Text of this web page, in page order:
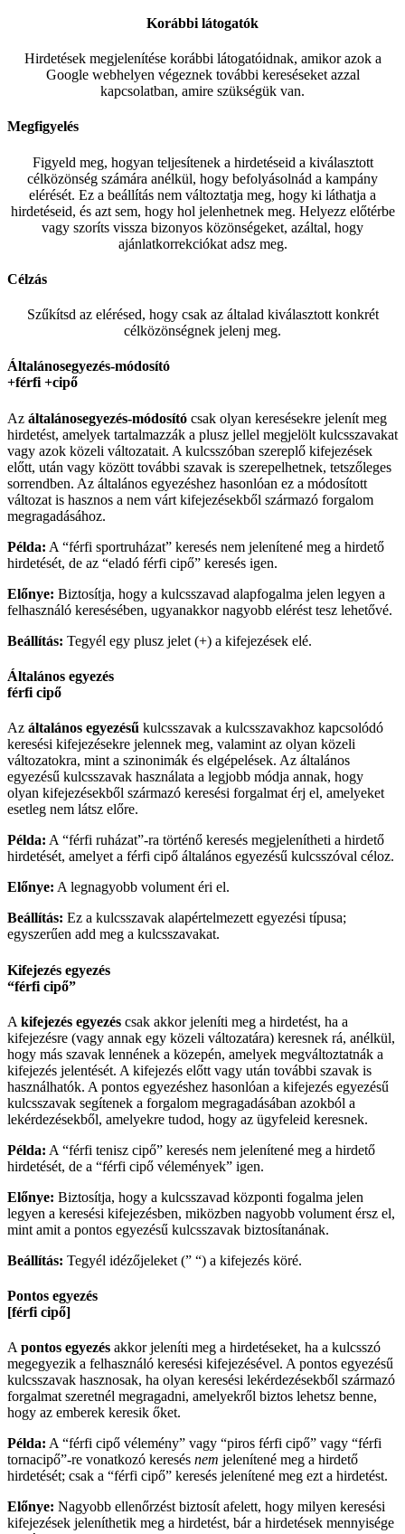
Korábbi látogatók
Hirdetések megjelenítése korábbi látogatóidnak, amikor azok a
Google webhelyen végeznek további kereséseket azzal
kapcsolatban, amire szükségük van.
Megfigyelés
Figyeld meg, hogyan teljesítenek a hirdetéseid a kiválasztott
célközönség számára anélkül, hogy befolyásolnád a kampány
elérését. Ez a beállítás nem változtatja meg, hogy ki láthatja a
hirdetéseid, és azt sem, hogy hol jelenhetnek meg. Helyezz előtérbe
vagy szoríts vissza bizonyos közönségeket, azáltal, hogy
ajánlatkorrekciókat adsz meg.
Célzás
Szűkítsd az elérésed, hogy csak az általad kiválasztott konkrét
célközönségnek jelenj meg.
Általánosegyezés-módosító
+férfi +cipő
Az általánosegyezés-módosító csak olyan keresésekre jelenít meg
hirdetést, amelyek tartalmazzák a plusz jellel megjelölt kulcsszavakat
vagy azok közeli változatait. A kulcsszóban szereplő kifejezések
előtt, után vagy között további szavak is szerepelhetnek, tetszőleges
sorrendben. Az általános egyezéshez hasonlóan ez a módosított
változat is hasznos a nem várt kifejezésekből származó forgalom
megragadásához.
Példa: A “férfi sportruházat” keresés nem jelenítené meg a hirdető
hirdetését, de az “eladó férfi cipő” keresés igen.
Előnye: Biztosítja, hogy a kulcsszavad alapfogalma jelen legyen a
felhasználó keresésében, ugyanakkor nagyobb elérést tesz lehetővé.
Beállítás: Tegyél egy plusz jelet (+) a kifejezések elé.
Általános egyezés
férfi cipő
Az általános egyezésű kulcsszavak a kulcsszavakhoz kapcsolódó
keresési kifejezésekre jelennek meg, valamint az olyan közeli
változatokra, mint a szinonimák és elgépelések. Az általános
egyezésű kulcsszavak használata a legjobb módja annak, hogy
olyan kifejezésekből származó keresési forgalmat érj el, amelyeket
esetleg nem látsz előre.
Példa: A “férfi ruházat”-ra történő keresés megjelenítheti a hirdető
hirdetését, amelyet a férfi cipő általános egyezésű kulcsszóval céloz.
Előnye: A legnagyobb volument éri el.
Beállítás: Ez a kulcsszavak alapértelmezett egyezési típusa;
egyszerűen add meg a kulcsszavakat.
Kifejezés egyezés
“férfi cipő”
A kifejezés egyezés csak akkor jeleníti meg a hirdetést, ha a
kifejezésre (vagy annak egy közeli változatára) keresnek rá, anélkül,
hogy más szavak lennének a közepén, amelyek megváltoztatnák a
kifejezés jelentését. A kifejezés előtt vagy után további szavak is
használhatók. A pontos egyezéshez hasonlóan a kifejezés egyezésű
kulcsszavak segítenek a forgalom megragadásában azokból a
lekérdezésekből, amelyekre tudod, hogy az ügyfeleid keresnek.
Példa: A “férfi tenisz cipő” keresés nem jelenítené meg a hirdető
hirdetését, de a “férfi cipő vélemények” igen.
Előnye: Biztosítja, hogy a kulcsszavad központi fogalma jelen
legyen a keresési kifejezésben, miközben nagyobb volument érsz el,
mint amit a pontos egyezésű kulcsszavak biztosítanának.
Beállítás: Tegyél idézőjeleket (” “) a kifejezés köré.
Pontos egyezés
[férfi cipő]
A pontos egyezés akkor jeleníti meg a hirdetéseket, ha a kulcsszó
megegyezik a felhasználó keresési kifejezésével. A pontos egyezésű
kulcsszavak hasznosak, ha olyan keresési lekérdezésekből származó
forgalmat szeretnél megragadni, amelyekről biztos lehetsz benne,
hogy az emberek keresik őket.
Példa: A “férfi cipő vélemény” vagy “piros férfi cipő” vagy “férfi
tornacipő”-re vonatkozó keresés nem jelenítené meg a hirdető
hirdetését; csak a “férfi cipő” keresés jelenítené meg ezt a hirdetést.
Előnye: Nagyobb ellenőrzést biztosít afelett, hogy milyen keresési
kifejezések jeleníthetik meg a hirdetést, bár a hirdetések mennyisége